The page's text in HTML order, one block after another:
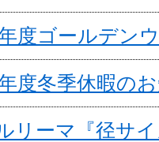
度ゴールデン
度冬季休暇の
リーマ『径サ